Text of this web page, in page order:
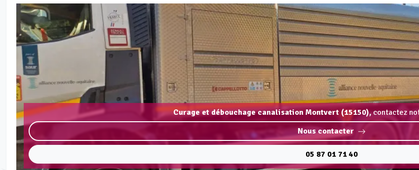
Curage et débouchage canalisation Montvert (15150),contactez
Nous contacter
05 87 01 71 40